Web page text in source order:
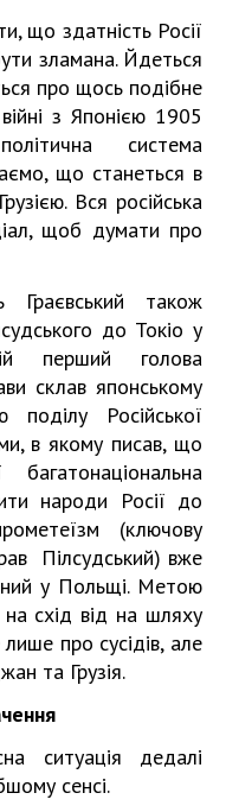
що здатність Росії
зламана. Йдеться
про щось подібне
з Японією 1905
система
що станеться в
Вся російська
щоб думати про
Граєвський також
до Токіо у
перший голова
склав японському
Російської
в якому писав, що
народи Росії до
(ключову
Пілсудський) вже
у Польщі. Метою
схід від на шляху
про сусідів, але
та Грузія.
ситуація дедалі
сенсі.